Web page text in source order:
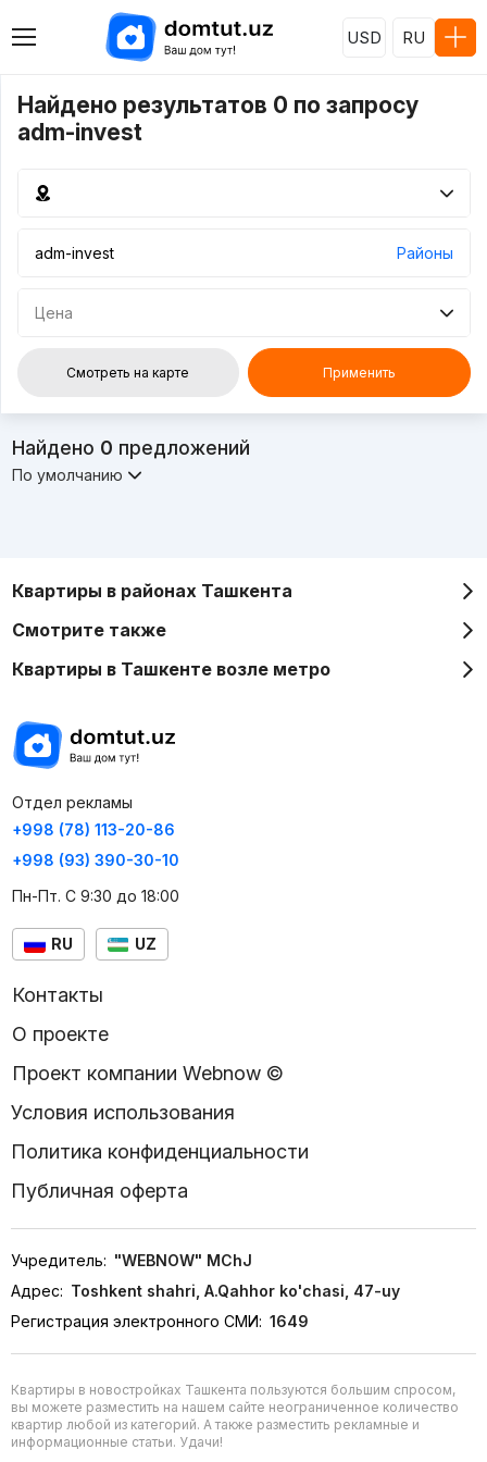
USD RU
Найдено результатов 0 по запросу
adm-invest
Районы
Цена
Смотреть на карте Применить
Найдено 0 предложений
По умолчанию
Квартиры в районах Ташкента
Смотрите также
Квартиры в Ташкенте возле метро
Отдел рекламы
+998 (78) 113-20-86
+998 (93) 390-30-10
Пн-Пт. С 9:30 до 18:00
RU UZ
Контакты
О проекте
Проект компании Webnow ©
Условия использования
Политика конфиденциальности
Публичная оферта
Учредитель: "WEBNOW" MChJ
Адрес: Toshkent shahri, A.Qahhor ko'chasi, 47-uy
Регистрация электронного СМИ: 1649
Квартиры в новостройках Ташкента пользуются большим спросом,
вы можете разместить на нашем сайте неограниченное количество
квартир любой из категорий. А также разместить рекламные и
информационные статьи. Удачи!